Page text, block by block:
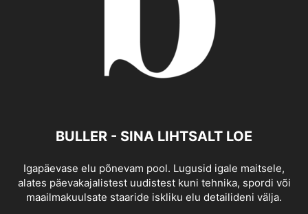
BULLER - SINA LIHTSALT LOE
Igapäevase elu põnevam pool. Lugusid igale maitsele,
alates päevakajalistest uudistest kuni tehnika, spordi või
maailmakuulsate staaride iskliku elu detailideni välja.